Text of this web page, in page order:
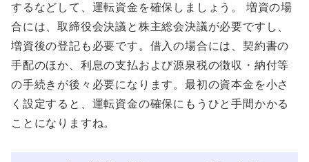
するなどして、運転資金を確保しましょう。 増資の場
合には、取締役会決議と株主総会決議が必要ですし、
増資後の登記も必要です。借入の場合には、契約書の
手配のほか、利息の支払および源泉税の徴収・納付等
の手続きが後々必要になります。最初の資本金を小さ
く設定すると、運転資金の確保にもうひと手間かかる
ことになりますね。